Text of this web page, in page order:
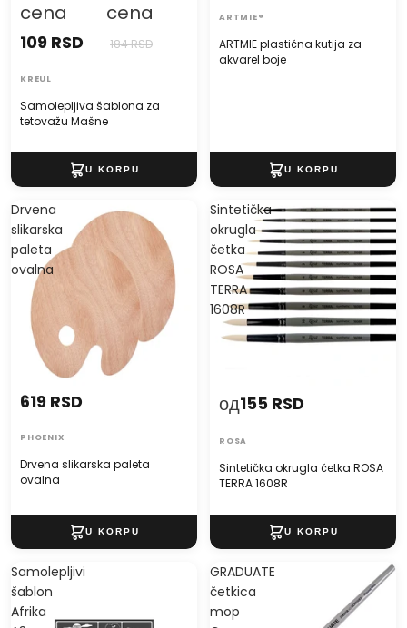
Samolepljiva šablona za
tetovažu Mašne
cena
109 RSD
cena
184 RSD
KREUL
ARTMIE plastična kutija za
akvarel boje
ARTMIE®
Drvena
slikarska
paleta
ovalna
Drvena slikarska paleta
ovalna
619 RSD
PHOENIX
Sintetička
okrugla
četka
ROSA
TERRA
1608R
Sintetička okrugla četka ROSA
TERRA 1608R
од155 RSD
ROSA
Samolepljivi
šablon
Afrika
GRADUATE
četkica
mop